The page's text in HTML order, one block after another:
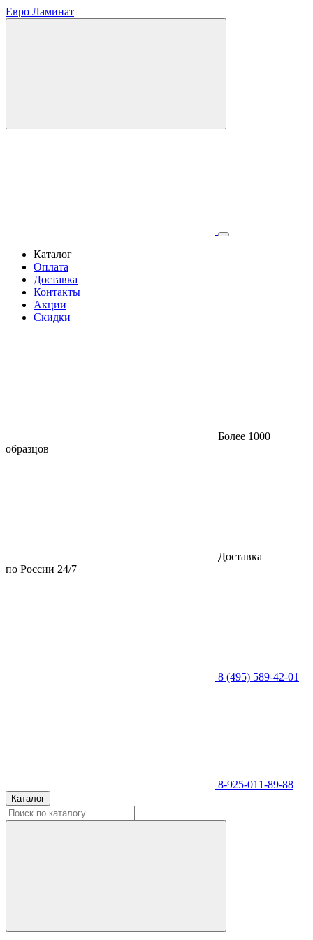
Евро Ламинат
Каталог
Оплата
Доставка
Контакты
Акции
Скидки
Более 1000
образцов
Доставка
по России 24/7
8 (495) 589-42-01
8-925-011-89-88
Каталог